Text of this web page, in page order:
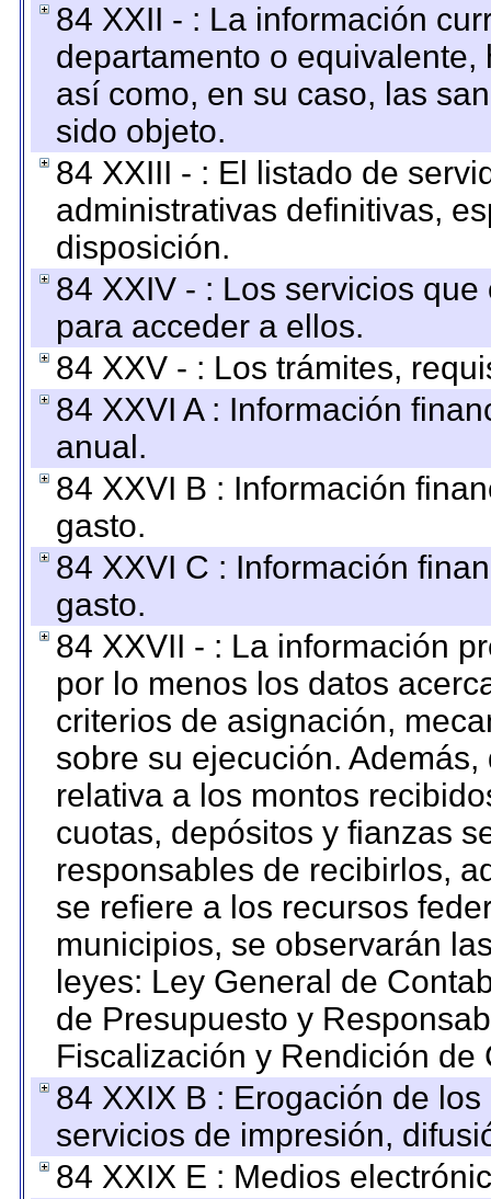
84 XXII - : La información
departamento o
así como, en su caso, las
sido objeto.
84 XXIII - : El listado de
administrativas definitivas,
disposición.
84 XXIV - : Los servicios
para acceder a ellos.
84 XXV - : Los trámites,
84 XXVI A : Información
anual.
84 XXVI B : Información
gasto.
84 XXVI C : Información
gasto.
84 XXVII - : La información
por lo menos los datos
criterios de asignación,
sobre su ejecución.
relativa a los montos
cuotas, depósitos y fianzas
responsables de recibirlos,
se refiere a los recursos
municipios, se observarán
leyes: Ley General de
de Presupuesto y
Fiscalización y Rendición
84 XXIX B : Erogación de
servicios de impresión,
84 XXIX E : Medios